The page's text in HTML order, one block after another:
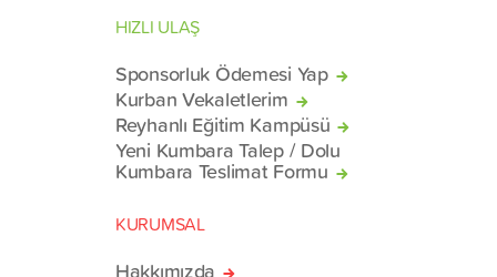
HIZLI ULAŞ
Sponsorluk Ödemesi Yap
Kurban Vekaletlerim
Reyhanlı Eğitim Kampüsü
Yeni Kumbara Talep / Dolu
Kumbara Teslimat Formu
KURUMSAL
Hakkımızda